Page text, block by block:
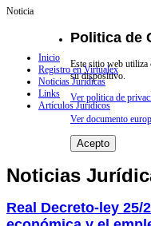
Inicio
Registro en Virtualex
Noticias Jurídicas
Links
Artículos Jurídicos
Noticia
Politica de
Este sitio web utiliza
su dispositivo.
Ver politica de
Ver documento
Acepto
Noticias
Real Decreto-ley